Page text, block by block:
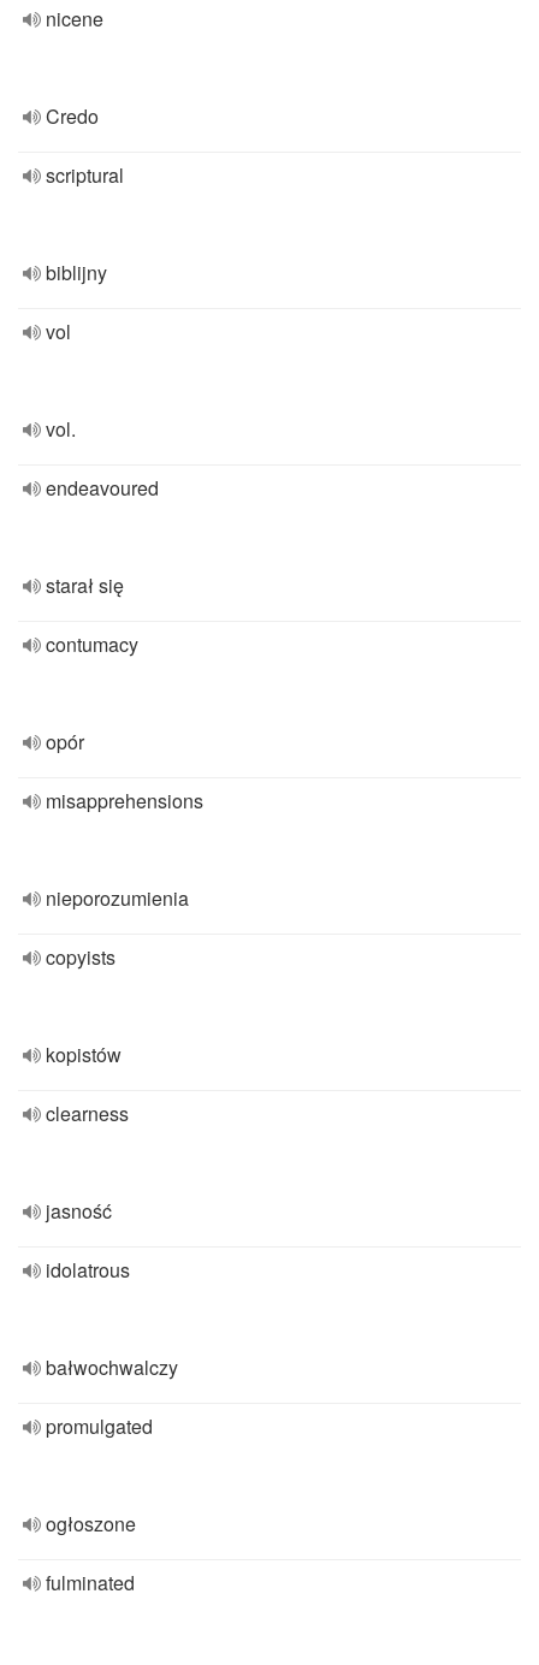
nicene
Credo
scriptural
biblijny
vol
vol.
endeavoured
starał się
contumacy
opór
misapprehensions
nieporozumienia
copyists
kopistów
clearness
jasność
idolatrous
bałwochwalczy
promulgated
ogłoszone
fulminated